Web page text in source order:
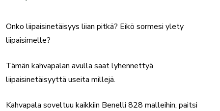
Onko liipaisinetäisyys liian pitkä? Eikö sormesi ylety
liipaisimelle?
Tämän kahvapalan avulla saat lyhennettyä
liipaisinetäisyyttä useita millejä.
Kahvapala soveltuu kaikkiin Benelli 828 malleihin, paitsi